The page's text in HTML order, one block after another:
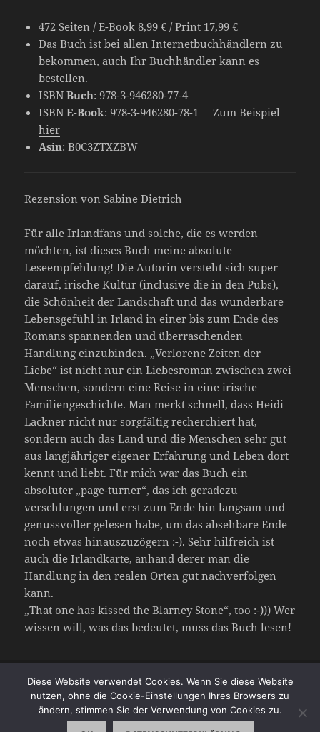
472 Seiten / E-Book 8,99 € / Print 17,99 €
Das Buch ist bei allen Internetbuchhändlern zu
bekommen, auch Ihr Buchhändler kann es
bestellen.
ISBN Buch: 978-3-946280-77-4
ISBNE-Book: 978-3-946280-78-1 – Zum Beispiel
hier
Asin: B0C3ZTXZBW
Rezension von Sabine Dietrich
Für alle Irlandfans und solche, die es werden
möchten, ist dieses Buch meine absolute
Leseempfehlung! Die Autorin versteht sich super
darauf, irische Kultur (inclusive die in den Pubs),
die Schönheit der Landschaft und das wunderbare
Lebensgefühl in Irland in einer bis zum Ende des
Romans spannenden und überraschenden
Handlung einzubinden. „Verlorene Zeiten der
Liebe“ ist nicht nur ein Liebesroman zwischen zwei
Menschen, sondern eine Reise in eine irische
Familiengeschichte. Man merkt schnell, dass Heidi
Lackner nicht nur sorgfältig recherchiert hat,
sondern auch das Land und die Menschen sehr gut
aus langjähriger eigener Erfahrung und Leben dort
kennt und liebt. Für mich war das Buch ein
absoluter „page-turner“, das ich geradezu
verschlungen und erst zum Ende hin langsam und
genussvoller gelesen habe, um das absehbare Ende
noch etwas hinauszuzögern :-). Sehr hilfreich ist
auch die Irlandkarte, anhand derer man die
Handlung in den realen Orten gut nachverfolgen
kann.
„That one has kissed the Blarney Stone“, too :-))) Wer
wissen will, was das bedeutet, muss das Buch lesen!
Veröffentlicht
am
2. Mai 2023 Autor
angelinebauer Kategorien
Allgemein Schlagwörter
Aneurysma,
Gehirnblutung,Göttin Anu,Irland,Liebesroman,Reisen,reiten,
Roman
Schreibe einen Kommentar zu Verlorene Zeiten der Liebe
Diese Website verwendet Cookies. Wenn Sie diese Website
nutzen, ohne die Cookie-Einstellungen Ihres Browsers zu
ändern, stimmen Sie der Verwendung von Cookies zu.